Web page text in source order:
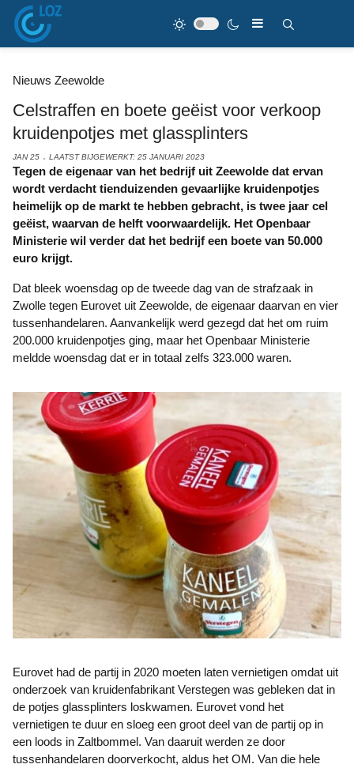
Nieuws Zeewolde
Celstraffen en boete geëist voor verkoop
kruidenpotjes met glassplinters
JAN 25 LAATST BIJGEWERKT: 25 JANUARI 2023
Tegen de eigenaar van het bedrijf uit Zeewolde dat ervan
wordt verdacht tienduizenden gevaarlijke kruidenpotjes
heimelijk op de markt te hebben gebracht, is twee jaar cel
geëist, waarvan de helft voorwaardelijk. Het Openbaar
Ministerie wil verder dat het bedrijf een boete van 50.000
euro krijgt.
Dat bleek woensdag op de tweede dag van de strafzaak in
Zwolle tegen Eurovet uit Zeewolde, de eigenaar daarvan en vier
tussenhandelaren. Aanvankelijk werd gezegd dat het om ruim
200.000 kruidenpotjes ging, maar het Openbaar Ministerie
meldde woensdag dat er in totaal zelfs 323.000 waren.
Eurovet had de partij in 2020 moeten laten vernietigen omdat uit
onderzoek van kruidenfabrikant Verstegen was gebleken dat in
de potjes glassplinters loskwamen. Eurovet vond het
vernietigen te duur en sloeg een groot deel van de partij op in
een loods in Zaltbommel. Van daaruit werden ze door
tussenhandelaren doorverkocht, aldus het OM. Van die hele